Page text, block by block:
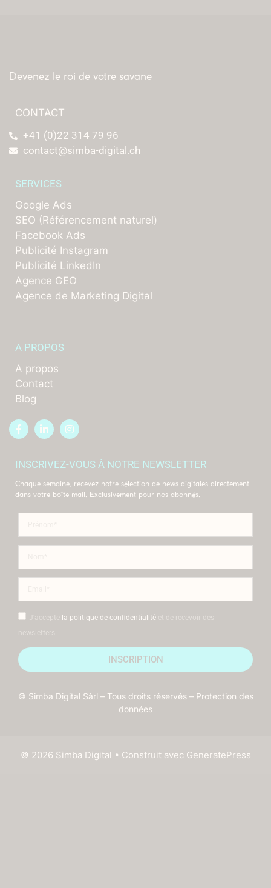
Devenez le roi de votre savane
CONTACT
+41 (0)22 314 79 96
contact@simba-digital.ch
SERVICES
Google Ads
SEO (Référencement naturel)
Facebook Ads
Publicité Instagram
Publicité LinkedIn
Agence GEO
Agence de Marketing Digital
A PROPOS
A propos
Contact
Blog
INSCRIVEZ-VOUS À NOTRE NEWSLETTER
Chaque semaine, recevez notre sélection de news digitales directement
dans votre boîte mail. Exclusivement pour nos abonnés.
la politique de confidentialité
INSCRIPTION
© Simba Digital Sàrl – Tous droits réservés – Protection des
données
© 2026 Simba Digital • Construit avec GeneratePress